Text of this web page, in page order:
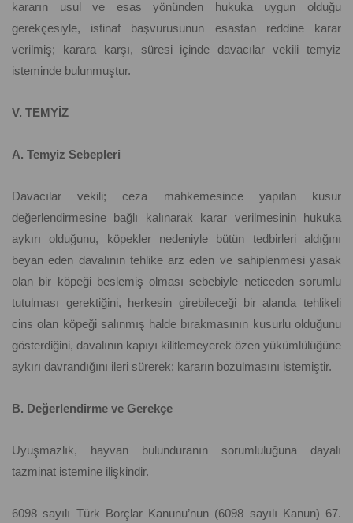
kararın usul ve esas yönünden hukuka uygun olduğu
gerekçesiyle, istinaf başvurusunun esastan reddine karar
verilmiş; karara karşı, süresi içinde davacılar vekili temyiz
isteminde bulunmuştur.
V. TEMYİZ
A. Temyiz Sebepleri
Davacılar vekili; ceza mahkemesince yapılan kusur
değerlendirmesine bağlı kalınarak karar verilmesinin hukuka
aykırı olduğunu, köpekler nedeniyle bütün tedbirleri aldığını
beyan eden davalının tehlike arz eden ve sahiplenmesi yasak
olan bir köpeği beslemiş olması sebebiyle neticeden sorumlu
tutulması gerektiğini, herkesin girebileceği bir alanda tehlikeli
cins olan köpeği salınmış halde bırakmasının kusurlu olduğunu
gösterdiğini, davalının kapıyı kilitlemeyerek özen yükümlülüğüne
aykırı davrandığını ileri sürerek; kararın bozulmasını istemiştir.
B. Değerlendirme ve Gerekçe
Uyuşmazlık, hayvan bulunduranın sorumluluğuna dayalı
tazminat istemine ilişkindir.
6098 sayılı Türk Borçlar Kanunu’nun (6098 sayılı Kanun) 67.